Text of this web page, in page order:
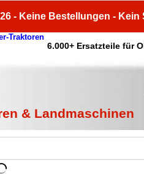
- Keine Bestellungen - Kein
6.000+ Ersatzteile für
& Landmaschinen